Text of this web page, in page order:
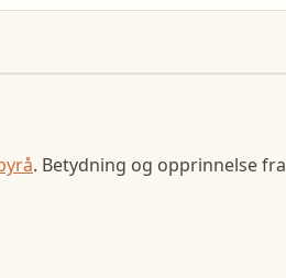
. Betydning og opprinnelse fra